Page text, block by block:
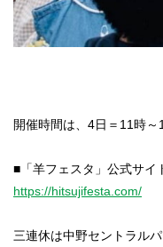
開催時間は、4日＝11時～
https://hitsujifesta.com/
三連休は中野セントラル